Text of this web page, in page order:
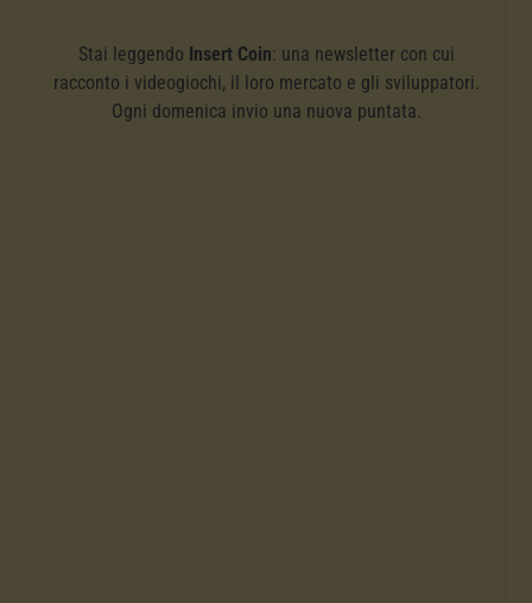
Stai leggendo Insert Coin: una newsletter con cui
racconto i videogiochi, il loro mercato e gli sviluppatori.
Ogni domenica invio una nuova puntata.